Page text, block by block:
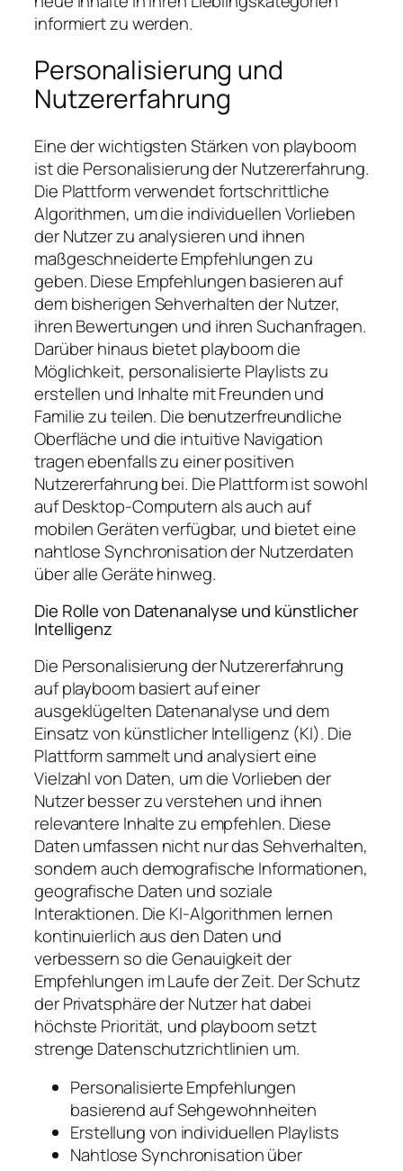
informiert zu werden.
Personalisierung und
Nutzererfahrung
Eine der wichtigsten Stärken von playboom
ist die Personalisierung der Nutzererfahrung.
Die Plattform verwendet fortschrittliche
Algorithmen, um die individuellen Vorlieben
der Nutzer zu analysieren und ihnen
maßgeschneiderte Empfehlungen zu
geben. Diese Empfehlungen basieren auf
dem bisherigen Sehverhalten der Nutzer,
ihren Bewertungen und ihren Suchanfragen.
Darüber hinaus bietet playboom die
Möglichkeit, personalisierte Playlists zu
erstellen und Inhalte mit Freunden und
Familie zu teilen. Die benutzerfreundliche
Oberfläche und die intuitive Navigation
tragen ebenfalls zu einer positiven
Nutzererfahrung bei. Die Plattform ist sowohl
auf Desktop-Computern als auch auf
mobilen Geräten verfügbar, und bietet eine
nahtlose Synchronisation der Nutzerdaten
über alle Geräte hinweg.
Die Rolle von Datenanalyse und künstlicher
Intelligenz
Die Personalisierung der Nutzererfahrung
auf playboom basiert auf einer
ausgeklügelten Datenanalyse und dem
Einsatz von künstlicher Intelligenz (KI). Die
Plattform sammelt und analysiert eine
Vielzahl von Daten, um die Vorlieben der
Nutzer besser zu verstehen und ihnen
relevantere Inhalte zu empfehlen. Diese
Daten umfassen nicht nur das Sehverhalten,
sondern auch demografische Informationen,
geografische Daten und soziale
Interaktionen. Die KI-Algorithmen lernen
kontinuierlich aus den Daten und
verbessern so die Genauigkeit der
Empfehlungen im Laufe der Zeit. Der Schutz
der Privatsphäre der Nutzer hat dabei
höchste Priorität, und playboom setzt
strenge Datenschutzrichtlinien um.
Personalisierte Empfehlungen
basierend auf Sehgewohnheiten
Erstellung von individuellen Playlists
Nahtlose Synchronisation über